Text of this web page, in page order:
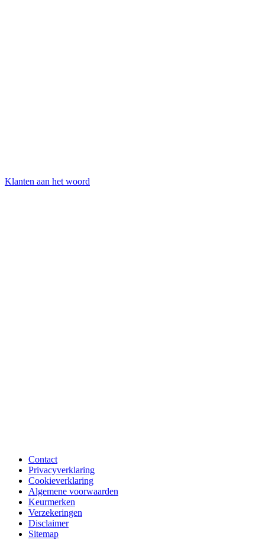
Klanten aan het woord
Contact
Privacyverklaring
Cookieverklaring
Algemene voorwaarden
Keurmerken
Verzekeringen
Disclaimer
Sitemap